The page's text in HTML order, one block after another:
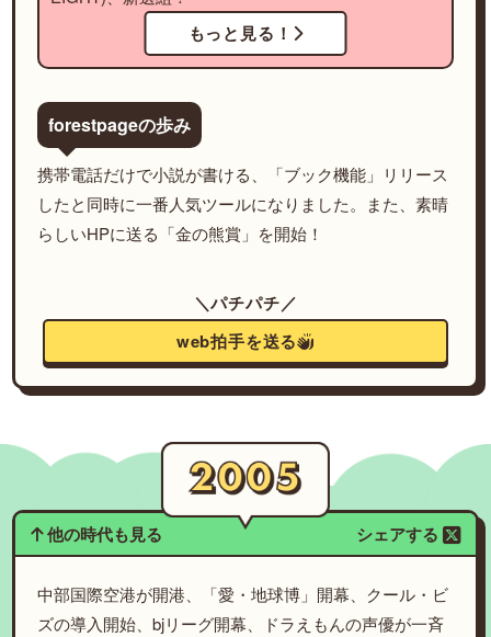
もっと見る！
forestpageの歩み
携帯電話だけで小説が書ける、「ブック機能」リリース
したと同時に一番人気ツールになりました。また、素晴
らしいHPに送る「金の熊賞」を開始！
＼パチパチ／
web拍手を送る
他の時代も見る シェアする
中部国際空港が開港、「愛・地球博」開幕、クール・ビ
ズの導入開始、bjリーグ開幕、ドラえもんの声優が一斉